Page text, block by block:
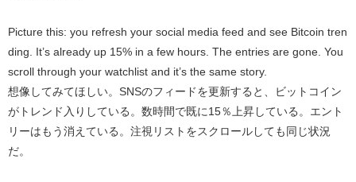
Picture this: you refresh your social media feed and see Bitcoin tren
ding. It’s already up 15% in a few hours. The entries are gone. You
scroll through your watchlist and it’s the same story.
想像してみてほしい。SNSのフィードを更新すると、ビットコイン
がトレンド入りしている。数時間で既に15％上昇している。エント
リーはもう消えている。注視リストをスクロールしても同じ状況
だ。